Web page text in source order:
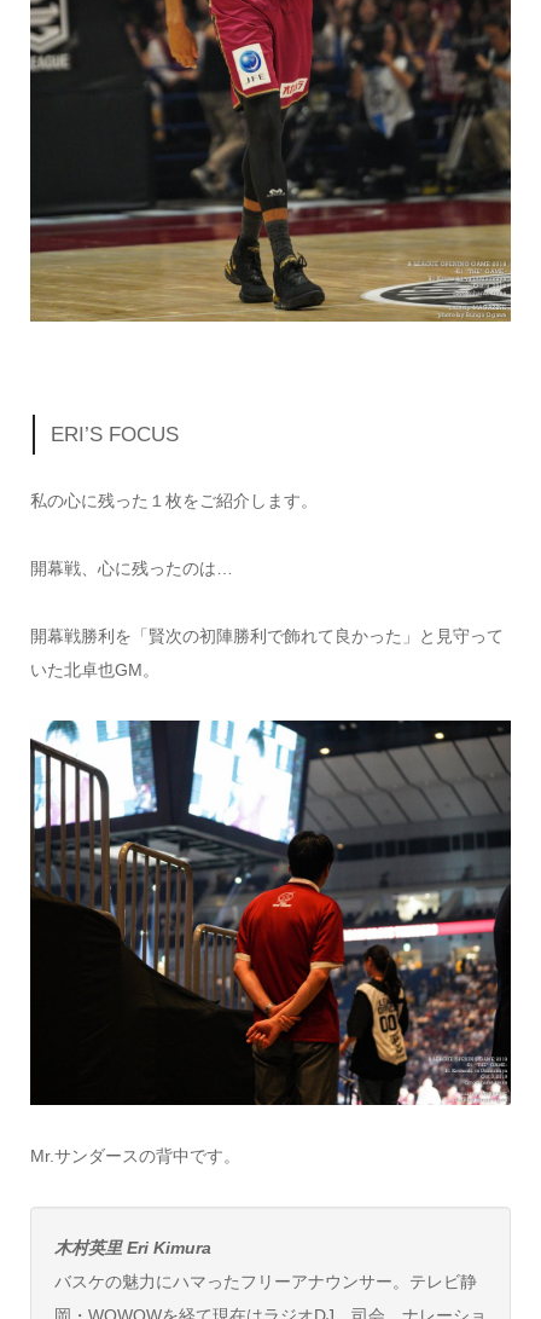
ERI’S FOCUS
私の心に残った１枚をご紹介します。
開幕戦、心に残ったのは…
開幕戦勝利を「賢次の初陣勝利で飾れて良かった」と見守って
いた北卓也GM。
Mr.サンダースの背中です。
木村英里 Eri Kimura
バスケの魅力にハマったフリーアナウンサー。テレビ静